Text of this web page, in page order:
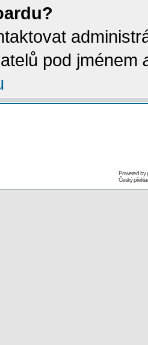
pod jménem
Powered by
Český